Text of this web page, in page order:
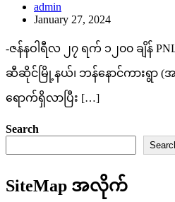
admin
January 27, 2024
-ဇန်နဝါရီလ ၂၇ ရက် ၁၂၀၀ ချိန်
ဆီဆိုင်မြို့နယ်၊ ဘန်နောင်ကားရွာ
ရောက်ရှိလာပြီး […]
Search
SiteMap အလိုက်